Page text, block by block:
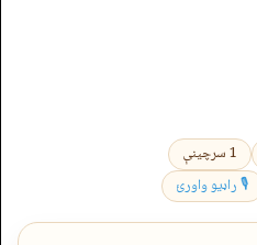
1 سرچینې
🎙 راډیو واورئ